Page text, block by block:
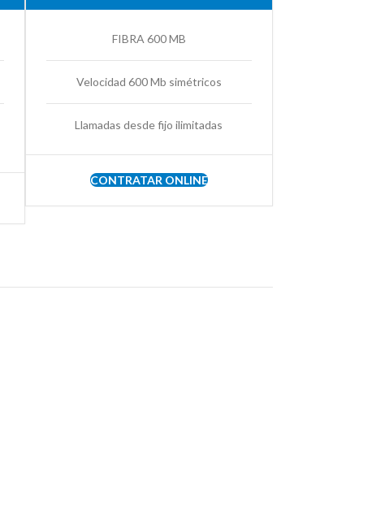
FIBRA 600 MB
Velocidad 600 Mb simétricos
Llamadas desde fijo ilimitadas
CONTRATAR ONLINE